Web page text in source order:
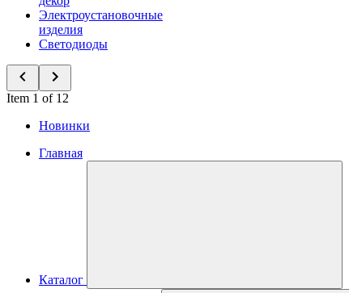
Электроустановочные
изделия
Светодиоды
Item 1 of 12
Новинки
Главная
Каталог